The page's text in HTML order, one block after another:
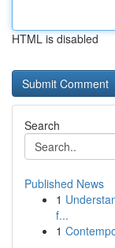
HTML is disabled
Search
Published News
1
f...
1